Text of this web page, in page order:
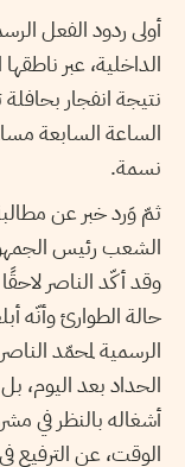
أولى ردود الفعل
الداخلية، عبر
نتيجة انفجار
الساعة السابعة
نسمة.
ثمّ وَرد خبر عن
الشعب رئيس
وقد أكّد الناصر
حالة الطوارئ وأنّه
الرسمية لمحمّد
الحداد بعد اليوم،
الوقت، عن الترفيع